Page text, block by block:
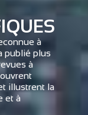
à
publié plus
à
illustrent la
et à